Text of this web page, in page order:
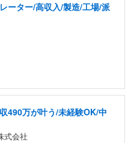
ーター/高収入/製造/工場/派
490万が叶う/未経験OK/中
式会社